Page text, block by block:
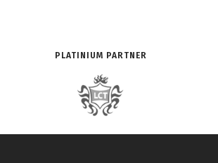
PLATINIUM PARTNER